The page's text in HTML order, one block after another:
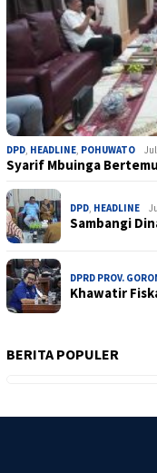
DPD HEADLINE POHUWATO
Syarif Mbuinga
DPD HEADLINE
Sambangi
DPRD PROV.
Khawatir
BERITA POPULER